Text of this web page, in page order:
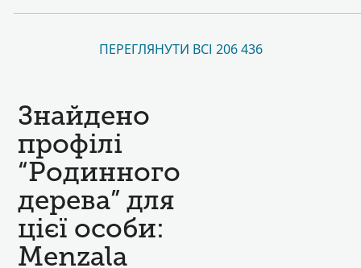
ПЕРЕГЛЯНУТИ ВСІ 206 436
Знайдено
профілі
“Родинного
дерева” для
цієї особи:
Menzala